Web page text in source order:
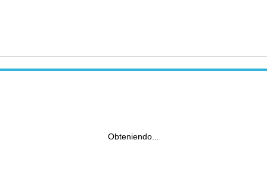
Obteniendo...